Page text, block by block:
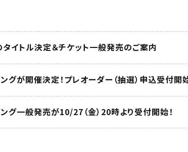
イトル決定＆チケット一般発売のご案内
グが開催決定！プレオーダー（抽選）申込受付開
グ一般発売が10/27（金）20時より受付開始！